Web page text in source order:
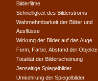
Bilderfilme
Schnelligkeit des Bilderstroms
Wahrnehmbarkeit der Bilder und
Ausflüsse
Wirkung der Bilder auf das Auge
Form, Farbe, Abstand der Objekte
Totalität der Bilderscheinung
Jenseitige Spiegelbilder
Umkehrung der Spiegelbilder